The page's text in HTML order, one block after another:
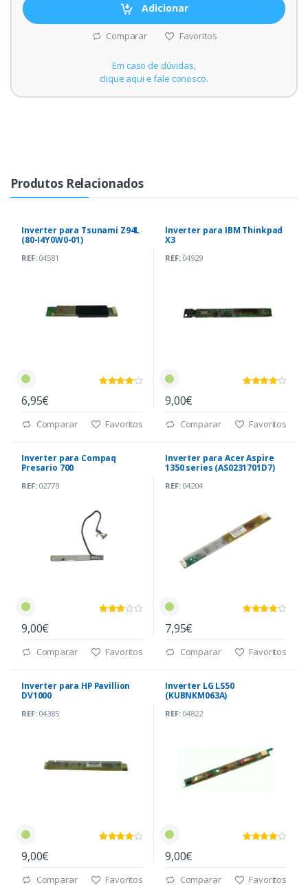
Adicionar
Comparar Favoritos
Em caso de dúvidas,
clique aqui e fale conosco.
Produtos Relacionados
Inverter para Tsunami Z94L
(80-I4Y0W0-01)
REF:04581
6,95€
Comparar Favoritos
Inverter para IBM Thinkpad
X3
REF:04929
9,00€
Comparar Favoritos
Inverter para Compaq
Presario 700
REF:02779
9,00€
Comparar Favoritos
Inverter para Acer Aspire
1350 series (AS0231701D7)
REF:04204
7,95€
Comparar Favoritos
Inverter para HP Pavillion
DV1000
REF:04385
9,00€
Comparar Favoritos
Inverter LG LS50
(KUBNKM063A)
REF:04822
9,00€
Comparar Favoritos